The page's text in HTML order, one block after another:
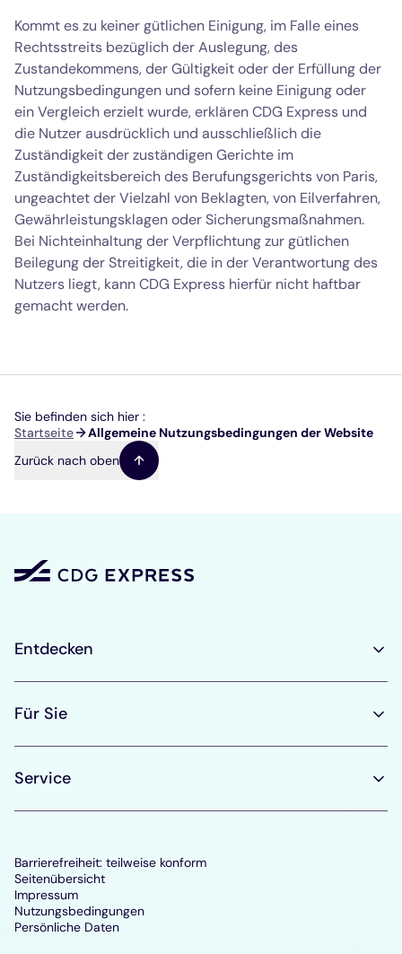
Kommt es zu keiner gütlichen Einigung, im Falle eines
Rechtsstreits bezüglich der Auslegung, des
Zustandekommens, der Gültigkeit oder der Erfüllung der
Nutzungsbedingungen und sofern keine Einigung oder
ein Vergleich erzielt wurde, erklären CDG Express und
die Nutzer ausdrücklich und ausschließlich die
Zuständigkeit der zuständigen Gerichte im
Zuständigkeitsbereich des Berufungsgerichts von Paris,
ungeachtet der Vielzahl von Beklagten, von Eilverfahren,
Gewährleistungsklagen oder Sicherungsmaßnahmen.
Bei Nichteinhaltung der Verpflichtung zur gütlichen
Beilegung der Streitigkeit, die in der Verantwortung des
Nutzers liegt, kann CDG Express hierfür nicht haftbar
gemacht werden.
Sie befinden sich hier :
Pfadnavigation
Startseite
Allgemeine Nutzungsbedingungen der Website
Zurück nach oben
Entdecken
Für Sie
Service
Barrierefreiheit: teilweise konform
Seitenübersicht
Impressum
Nutzungsbedingungen
Persönliche Daten